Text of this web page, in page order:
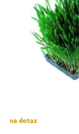
psov
na dotaz